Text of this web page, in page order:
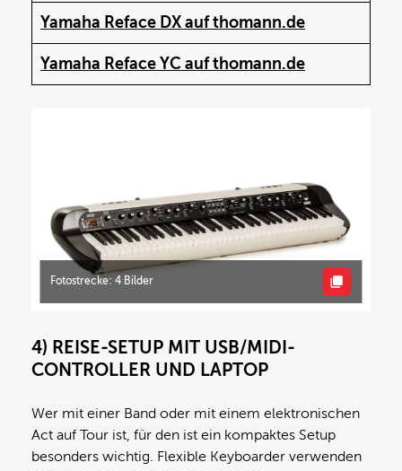
Yamaha Reface DX auf thomann.de
Yamaha Reface YC auf thomann.de
Fotostrecke: 4 Bilder
4) REISE-SETUP MIT USB/MIDI-
CONTROLLER UND LAPTOP
Wer mit einer Band oder mit einem elektronischen
Act auf Tour ist, für den ist ein kompaktes Setup
besonders wichtig. Flexible Keyboarder verwenden